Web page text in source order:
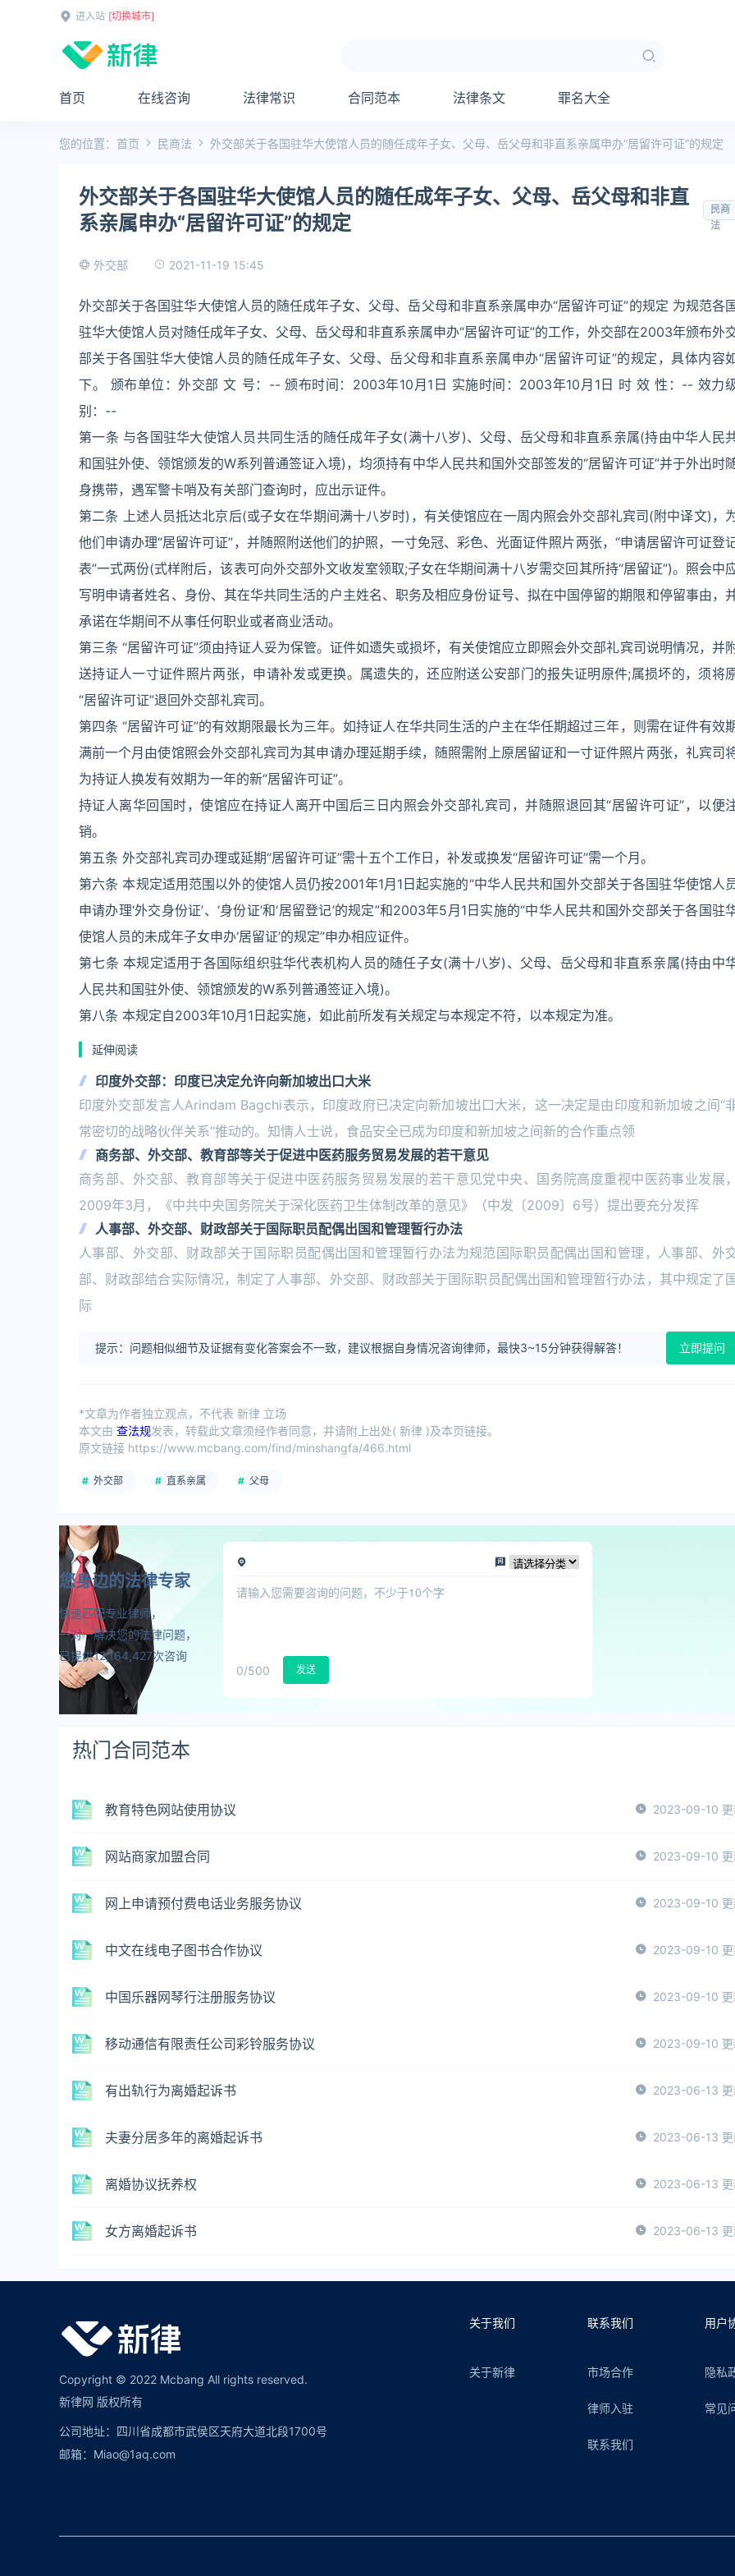
进入站 [切换城市]
首页 在线咨询 法律常识 合同范本 法律条文 罪名大全
您的位置： 首页 民商法 外交部关于各国驻华大使馆人员的随任成年子女、父母、岳父母和非直系亲属申办“居留许可证”的规定
外交部关于各国驻华大使馆人员的随任成年子女、父母、岳父母和非直
系亲属申办“居留许可证”的规定
民商
法
外交部 2021-11-19 15:45
外交部关于各国驻华大使馆人员的随任成年子女、父母、岳父母和非直系亲属申办“居留许可证”的规定 为规范各
驻华大使馆人员对随任成年子女、父母、岳父母和非直系亲属申办“居留许可证”的工作，外交部在2003年颁布外
部关于各国驻华大使馆人员的随任成年子女、父母、岳父母和非直系亲属申办“居留许可证”的规定，具体内容
下。 颁布单位：外交部 文 号：-- 颁布时间：2003年10月1日 实施时间：2003年10月1日 时 效 性：-- 效力
别：--
第一条 与各国驻华大使馆人员共同生活的随任成年子女(满十八岁)、父母、岳父母和非直系亲属(持由中华人民
和国驻外使、领馆颁发的W系列普通签证入境)，均须持有中华人民共和国外交部签发的“居留许可证”并于外出时
身携带，遇军警卡哨及有关部门查询时，应出示证件。
第二条 上述人员抵达北京后(或子女在华期间满十八岁时)，有关使馆应在一周内照会外交部礼宾司(附中译文)，
他们申请办理“居留许可证”，并随照附送他们的护照，一寸免冠、彩色、光面证件照片两张，“申请居留许可证登
表”一式两份(式样附后，该表可向外交部外文收发室领取;子女在华期间满十八岁需交回其所持“居留证”)。照会中
写明申请者姓名、身份、其在华共同生活的户主姓名、职务及相应身份证号、拟在中国停留的期限和停留事由，
承诺在华期间不从事任何职业或者商业活动。
第三条 “居留许可证”须由持证人妥为保管。证件如遗失或损坏，有关使馆应立即照会外交部礼宾司说明情况，并
送持证人一寸证件照片两张，申请补发或更换。属遗失的，还应附送公安部门的报失证明原件;属损坏的，须将
“居留许可证”退回外交部礼宾司。
第四条 “居留许可证”的有效期限最长为三年。如持证人在华共同生活的户主在华任期超过三年，则需在证件有效
满前一个月由使馆照会外交部礼宾司为其申请办理延期手续，随照需附上原居留证和一寸证件照片两张，礼宾司
为持证人换发有效期为一年的新“居留许可证”。
持证人离华回国时，使馆应在持证人离开中国后三日内照会外交部礼宾司，并随照退回其“居留许可证”，以便
销。
第五条 外交部礼宾司办理或延期“居留许可证”需十五个工作日，补发或换发“居留许可证”需一个月。
第六条 本规定适用范围以外的使馆人员仍按2001年1月1日起实施的“中华人民共和国外交部关于各国驻华使馆人
申请办理‘外交身份证’、‘身份证’和‘居留登记’的规定”和2003年5月1日实施的“中华人民共和国外交部关于各国驻
使馆人员的未成年子女申办‘居留证’的规定”申办相应证件。
第七条 本规定适用于各国际组织驻华代表机构人员的随任子女(满十八岁)、父母、岳父母和非直系亲属(持由中
人民共和国驻外使、领馆颁发的W系列普通签证入境)。
第八条 本规定自2003年10月1日起实施，如此前所发有关规定与本规定不符，以本规定为准。
延伸阅读
印度外交部：印度已决定允许向新加坡出口大米
印度外交部发言人Arindam Bagchi表示，印度政府已决定向新加坡出口大米，这一决定是由印度和新加坡之间“
常密切的战略伙伴关系”推动的。知情人士说，食品安全已成为印度和新加坡之间新的合作重点领
商务部、外交部、教育部等关于促进中医药服务贸易发展的若干意见
商务部、外交部、教育部等关于促进中医药服务贸易发展的若干意见党中央、国务院高度重视中医药事业发展
2009年3月，《中共中央国务院关于深化医药卫生体制改革的意见》（中发〔2009〕6号）提出要充分发挥
人事部、外交部、财政部关于国际职员配偶出国和管理暂行办法
人事部、外交部、财政部关于国际职员配偶出国和管理暂行办法为规范国际职员配偶出国和管理，人事部、外
部、财政部结合实际情况，制定了人事部、外交部、财政部关于国际职员配偶出国和管理暂行办法，其中规定了
际
提示：问题相似细节及证据有变化答案会不一致，建议根据自身情况咨询律师，最快3~15分钟获得解答！ 立即提问
*文章为作者独立观点，不代表 新律 立场
本文由 查法规发表，转载此文章须经作者同意，并请附上出处( 新律 )及本页链接。
原文链接 https://www.mcbang.com/find/minshangfa/466.html
外交部 直系亲属 父母
您身边的法律专家
快速匹配专业律师，
一对一解决您的法律问题，
已提供12,164,427次咨询
0/500 发送
热门合同范本
教育特色网站使用协议 2023-09-10 更
网站商家加盟合同 2023-09-10 更
网上申请预付费电话业务服务协议 2023-09-10 更
中文在线电子图书合作协议 2023-09-10 更
中国乐器网琴行注册服务协议 2023-09-10 更
移动通信有限责任公司彩铃服务协议 2023-09-10 更
有出轨行为离婚起诉书 2023-06-13 更
夫妻分居多年的离婚起诉书 2023-06-13 更
离婚协议抚养权 2023-06-13 更
女方离婚起诉书 2023-06-13 更
Copyright © 2022 Mcbang All rights reserved.
新律网 版权所有
公司地址：四川省成都市武侯区天府大道北段1700号
邮箱：Miao@1aq.com
关于我们
关于新律
联系我们
市场合作
律师入驻
联系我们
用户
隐私
常见